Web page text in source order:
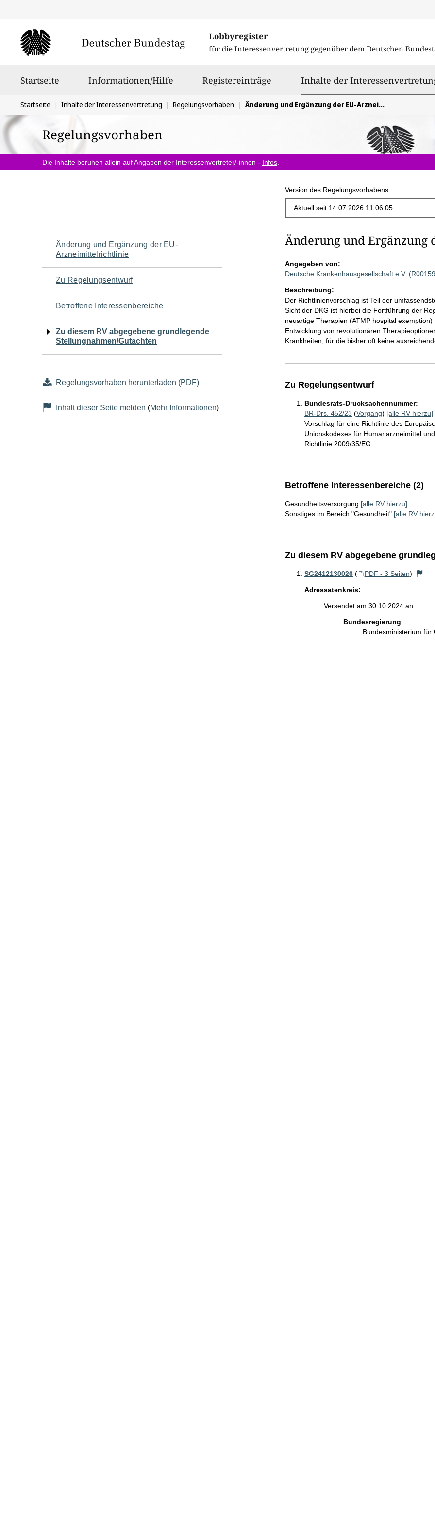
Lobbyregister
für die Interessenvertretung gegenüber dem Deutschen
Startseite Informationen/Hilfe Registereinträge Inhalte der
Sie
befinden
sich
hier:
Startseite Inhalte der Interessenvertretung Regelungsvorhaben Änderung und Ergänzung der EU-Arzneimittelrichtlinie
Regelungsvorhaben
Die Inhalte beruhen allein auf Angaben der Interessenvertreter/-innen - Infos
Version des Regelungsvorhabens
Navigation
für
den
Seiteninhalt
Änderung und Ergänzung der EU-
Arzneimittelrichtlinie
Zu Regelungsentwurf
Betroffene Interessenbereiche
Zu diesem RV abgegebene grundlegende
Stellungnahmen/Gutachten
Regelungsvorhaben herunterladen (PDF)
Inhalt dieser Seite melden (Mehr Informationen)
Änderung und
Angegeben von:
Deutsche Krankenhausgesellschaft e.V.
Beschreibung:
Der Richtlinienvorschlag ist Teil der
Sicht der DKG ist hierbei die Fortführung der
neuartige Therapien (ATMP hospital
Entwicklung von revolutionären
Krankheiten, für die bisher oft keine
Zu Regelungsentwurf
Bundesrats-Drucksachennummer:
BR-Drs. 452/23 (Vorgang) [alle RV hierzu]
Vorschlag für eine Richtlinie des
Unionskodexes für Humanarzneimittel
Richtlinie 2009/35/EG
Betroffene Interessenbereiche (2)
Gesundheitsversorgung [alle RV hierzu]
Sonstiges im Bereich "Gesundheit" [alle RV
Zu diesem RV abgegebene
SG2412130026 ( PDF - 3 Seiten)
Adressatenkreis:
Versendet am 30.10.2024 an:
Bundesregierung
Bundesministerium